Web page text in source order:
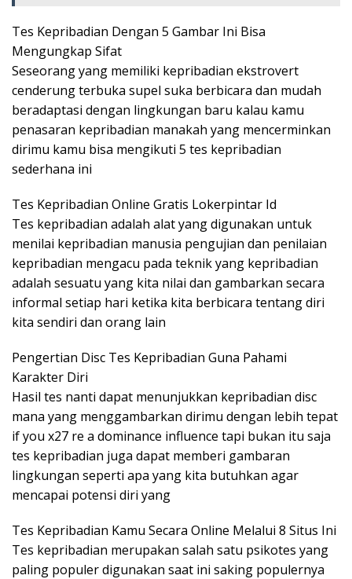
Tes Kepribadian Dengan 5 Gambar Ini Bisa
Mengungkap Sifat
Seseorang yang memiliki kepribadian ekstrovert
cenderung terbuka supel suka berbicara dan mudah
beradaptasi dengan lingkungan baru kalau kamu
penasaran kepribadian manakah yang mencerminkan
dirimu kamu bisa mengikuti 5 tes kepribadian
sederhana ini
Tes Kepribadian Online Gratis Lokerpintar Id
Tes kepribadian adalah alat yang digunakan untuk
menilai kepribadian manusia pengujian dan penilaian
kepribadian mengacu pada teknik yang kepribadian
adalah sesuatu yang kita nilai dan gambarkan secara
informal setiap hari ketika kita berbicara tentang diri
kita sendiri dan orang lain
Pengertian Disc Tes Kepribadian Guna Pahami
Karakter Diri
Hasil tes nanti dapat menunjukkan kepribadian disc
mana yang menggambarkan dirimu dengan lebih tepat
if you x27 re a dominance influence tapi bukan itu saja
tes kepribadian juga dapat memberi gambaran
lingkungan seperti apa yang kita butuhkan agar
mencapai potensi diri yang
Tes Kepribadian Kamu Secara Online Melalui 8 Situs Ini
Tes kepribadian merupakan salah satu psikotes yang
paling populer digunakan saat ini saking populernya